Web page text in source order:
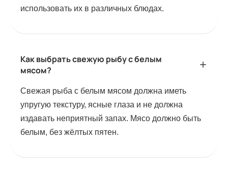
использовать их в различных блюдах.
Как выбрать свежую рыбу с белым
мясом?
Свежая рыба с белым мясом должна иметь
упругую текстуру, ясные глаза и не должна
издавать неприятный запах. Мясо должно быть
белым, без жёлтых пятен.